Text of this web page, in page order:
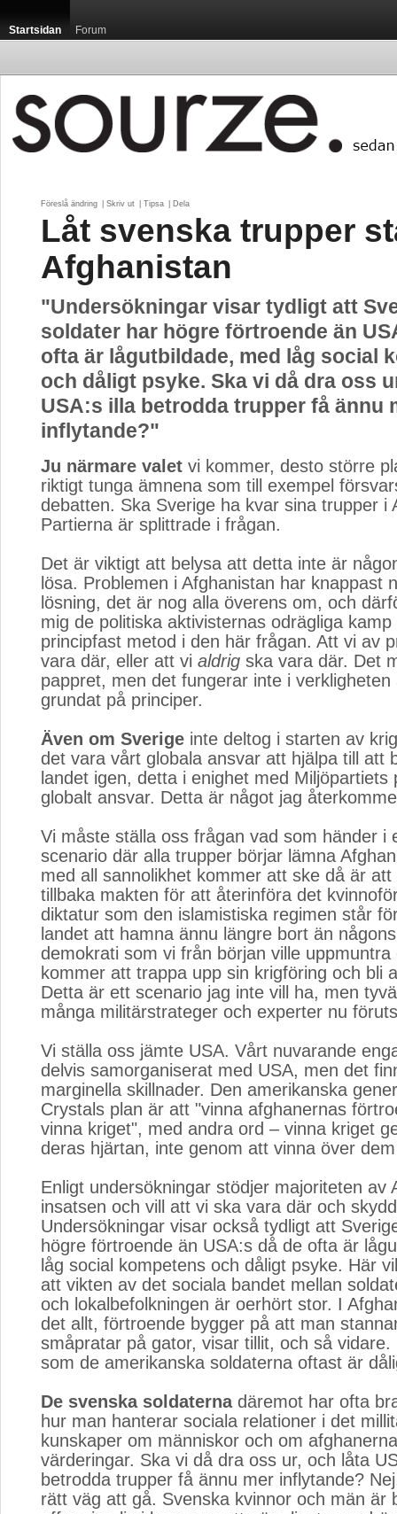
Startsidan Forum
Föreslå ändring Skriv ut Tipsa Dela
Låt svenska trupper
Afghanistan
"Undersökningar visar tydligt att
soldater har högre förtroende än
ofta är lågutbildade, med låg social
och dåligt psyke. Ska vi då dra oss
USA:s illa betrodda trupper få ännu
inflytande?"
Ju närmare valet vi kommer, desto större
riktigt tunga ämnena som till exempel
debatten. Ska Sverige ha kvar sina trupper i
Partierna är splittrade i frågan.
Det är viktigt att belysa att detta inte är
lösa. Problemen i Afghanistan har knappast
lösning, det är nog alla överens om, och
mig de politiska aktivisternas odrägliga
principfast metod i den här frågan. Att vi av
vara där, eller att vi aldrig ska vara där. Det
pappret, men det fungerar inte i
grundat på principer.
Även om Sverige inte deltog i starten av
det vara vårt globala ansvar att hjälpa till att
landet igen, detta i enighet med Miljöpartiets
globalt ansvar. Detta är något jag
Vi måste ställa oss frågan vad som händer i
scenario där alla trupper börjar lämna
med all sannolikhet kommer att ske då är
tillbaka makten för att återinföra det
diktatur som den islamistiska regimen står
landet att hamna ännu längre bort än
demokrati som vi från början ville uppmuntra
kommer att trappa upp sin krigföring och bli
Detta är ett scenario jag inte vill ha, men
många militärstrateger och experter nu
Vi ställa oss jämte USA. Vårt nuvarande
delvis samorganiserat med USA, men det
marginella skillnader. Den amerikanska
Crystals plan är att "vinna afghanernas
vinna kriget", med andra ord – vinna kriget
deras hjärtan, inte genom att vinna över
Enligt undersökningar stödjer majoriteten av
insatsen och vill att vi ska vara där och
Undersökningar visar också tydligt att
högre förtroende än USA:s då de ofta är
låg social kompetens och dåligt psyke. Här
att vikten av det sociala bandet mellan
och lokalbefolkningen är oerhört stor. I
det allt, förtroende bygger på att man
småpratar på gator, visar tillit, och så
som de amerikanska soldaterna oftast är
De svenska soldaternadäremot har ofta
hur man hanterar sociala relationer i det
kunskaper om människor och om
värderingar. Ska vi då dra oss ur, och låta
betrodda trupper få ännu mer inflytande?
rätt väg att gå. Svenska kvinnor och män är